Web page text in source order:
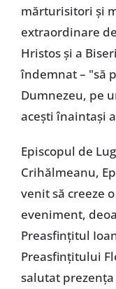
mărturisitori și
extraordinare
Hristos și a
îndemnat – "să
Dumnezeu, pe
acești înaintași
Episcopul de
Crihălmeanu,
venit să creeze
eveniment,
Preasfințitul
Preasfințitului
salutat